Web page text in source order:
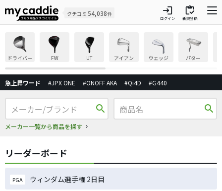
クチコミ 54,038件 login
ログイン
inventory
新規登録
ドライバー FW UT アイアン ウェッジ パター
急上昇ワード #JPX ONE #ONOFF AKA #Qi4D #G440
search
メーカー一覧から商品を探す
search
リーダーボード
PGA ウィンダム選手権 2日目